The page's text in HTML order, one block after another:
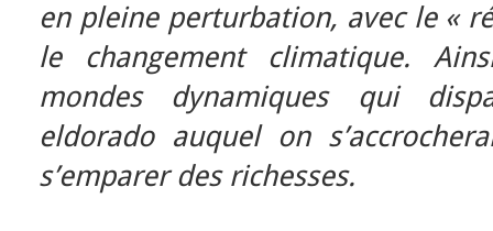
en pleine perturbation, avec le «
le changement climatique.
mondes dynamiques qui
eldorado auquel on
s’emparer des richesses.